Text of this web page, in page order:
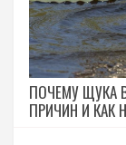
ПОЧЕМУ ЩУКА
ПРИЧИН И КАК